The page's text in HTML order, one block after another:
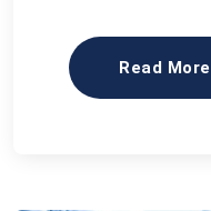
Read More